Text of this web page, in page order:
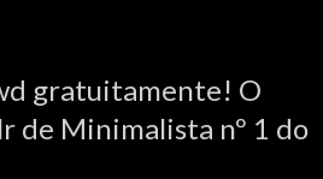
gratuitamente! O
de Minimalista nº 1 do